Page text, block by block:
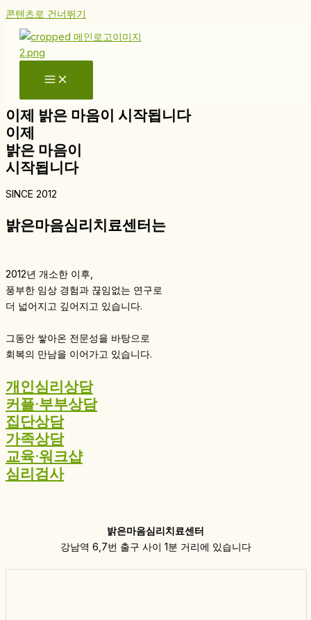
콘텐츠로 건너뛰기
이제 밝은 마음이 시작됩니다
이제
밝은 마음이
시작됩니다
SINCE 2012
밝은마음심리치료센터는
2012년 개소한 이후,
풍부한 임상 경험과 끊임없는 연구로
더 넓어지고 깊어지고 있습니다.
그동안 쌓아온 전문성을 바탕으로
회복의 만남을 이어가고 있습니다.
개인심리상담
커플·부부상담
집단상담
가족상담
교육·워크샵
심리검사
밝은마음심리치료센터
강남역 6,7번 출구 사이 1분 거리에 있습니다